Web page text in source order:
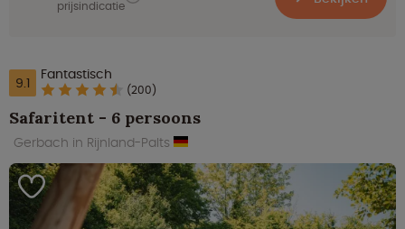
prijsindicatie
9.1 Fantastisch
(200)
Safaritent - 6 persoons
Gerbach in Rijnland-Palts